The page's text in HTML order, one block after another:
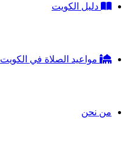
دليل الكويت
مواعيد الصلاة في الكويت
من نحن